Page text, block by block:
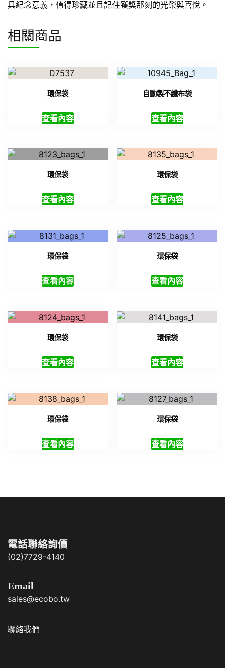
具紀念意義，值得珍藏並且記住獲獎那刻的光榮與喜悅。
相關商品
環保袋
查看內容
自動製不纖布袋
查看內容
環保袋
查看內容
環保袋
查看內容
環保袋
查看內容
環保袋
查看內容
環保袋
查看內容
環保袋
查看內容
環保袋
查看內容
環保袋
查看內容
電話聯絡詢價
(02)7729-4140
Email
sales@ecobo.tw
聯絡我們